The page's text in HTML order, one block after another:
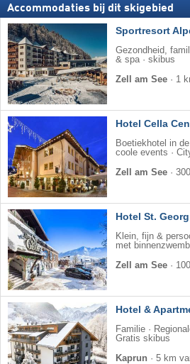
Accommodaties bij dit skigebied
Sportresort
Gezondheid,
& spa · skibus
Zell am See · 1
Hotel Cella
Boetiekhotel in
coole events ·
Zell am See ·
Hotel St. Georg
Klein, fijn &
met
Zell am See ·
Hotel &
Familie ·
Gratis skibus
Kaprun · 5 km